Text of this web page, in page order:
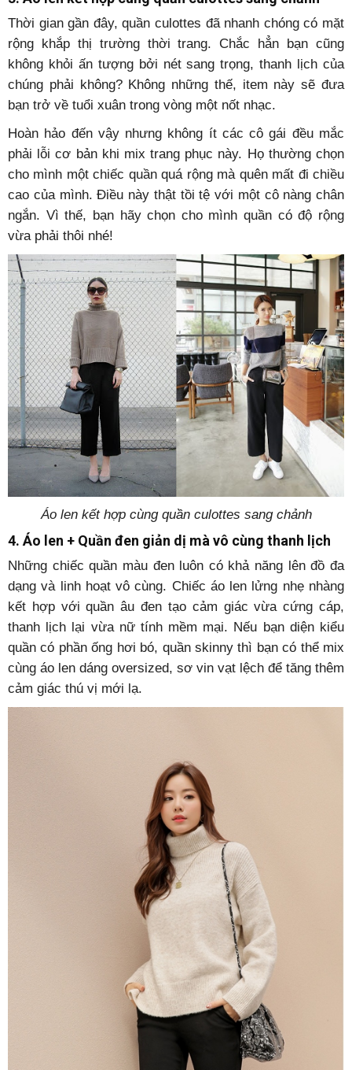
Thời gian gần đây, quần culottes đã nhanh chóng có mặt
rộng khắp thị trường thời trang. Chắc hẳn bạn cũng
không khỏi ấn tượng bởi nét sang trọng, thanh lịch của
chúng phải không? Không những thế, item này sẽ đưa
bạn trở về tuổi xuân trong vòng một nốt nhạc.
Hoàn hảo đến vậy nhưng không ít các cô gái đều mắc
phải lỗi cơ bản khi mix trang phục này. Họ thường chọn
cho mình một chiếc quần quá rộng mà quên mất đi chiều
cao của mình. Điều này thật tồi tệ với một cô nàng chân
ngắn. Vì thế, bạn hãy chọn cho mình quần có độ rộng
vừa phải thôi nhé!
Áo len kết hợp cùng quần culottes sang chảnh
4. Áo len + Quần đen giản dị mà vô cùng thanh lịch
Những chiếc quần màu đen luôn có khả năng lên đồ đa
dạng và linh hoạt vô cùng. Chiếc áo len lửng nhẹ nhàng
kết hợp với quần âu đen tạo cảm giác vừa cứng cáp,
thanh lịch lại vừa nữ tính mềm mại. Nếu bạn diện kiểu
quần có phần ống hơi bó, quần skinny thì bạn có thể mix
cùng áo len dáng oversized, sơ vin vạt lệch để tăng thêm
cảm giác thú vị mới lạ.